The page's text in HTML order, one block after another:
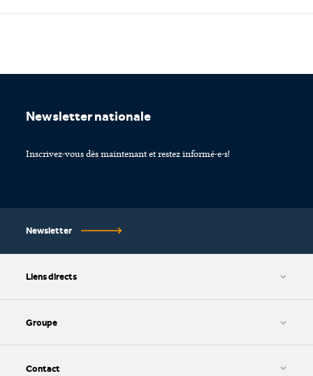
Liens directs
Impressum
Groupe
SIZ AG
Contact
Newsletter nationale
Inscrivez-vous dès maintenant et restez informé-e-s!
Newsletter